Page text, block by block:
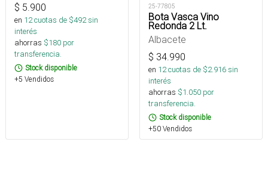
$ 5.900
en 12cuotas de $492sin
interés
ahorras $180 por
transferencia.
Stock disponible
+5 Vendidos
25-77805
Bota Vasca Vino
Redonda 2 Lt.
Albacete
$ 34.990
en 12cuotas de $2.916sin
interés
ahorras $1.050 por
transferencia.
Stock disponible
+50 Vendidos